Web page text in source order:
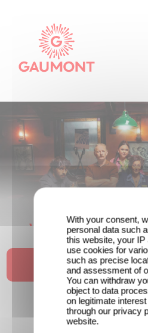
Gaumont Deutschland
Wenn gebrochene
wollen: Willkommen
Erfahren
With your consent,
personal data such
this website, your IP
use cookies for
such as precise
and assessment of
You can withdraw
object to data
on legitimate
through our privacy
website.